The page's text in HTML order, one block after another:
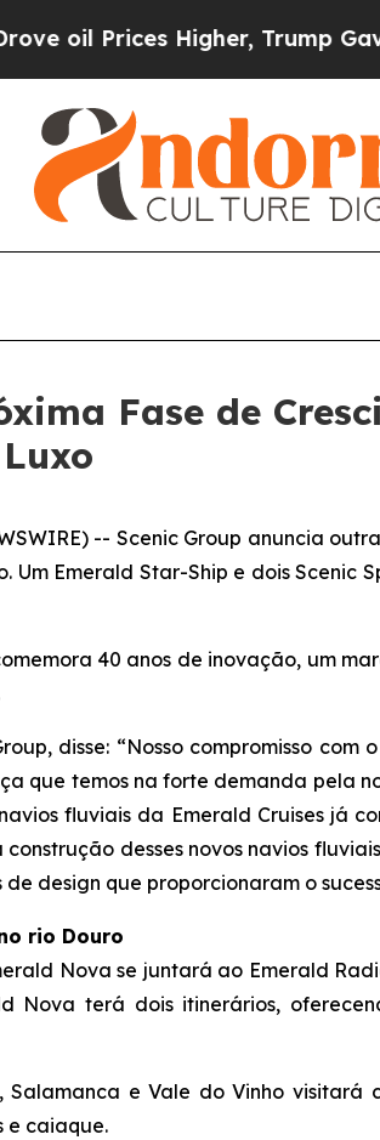
Higher, Trump Gave
Fase de
-- Scenic Group anuncia
Emerald Star-Ship e dois Scenic
40 anos de inovação, um
disse: “Nosso compromisso
que temos na forte demanda pela
fluviais da Emerald Cruises já
desses novos navios
design que proporcionaram o
rio Douro
Nova se juntará ao Emerald
Nova terá dois itinerários,
Salamanca e Vale do Vinho visitará
e caiaque.